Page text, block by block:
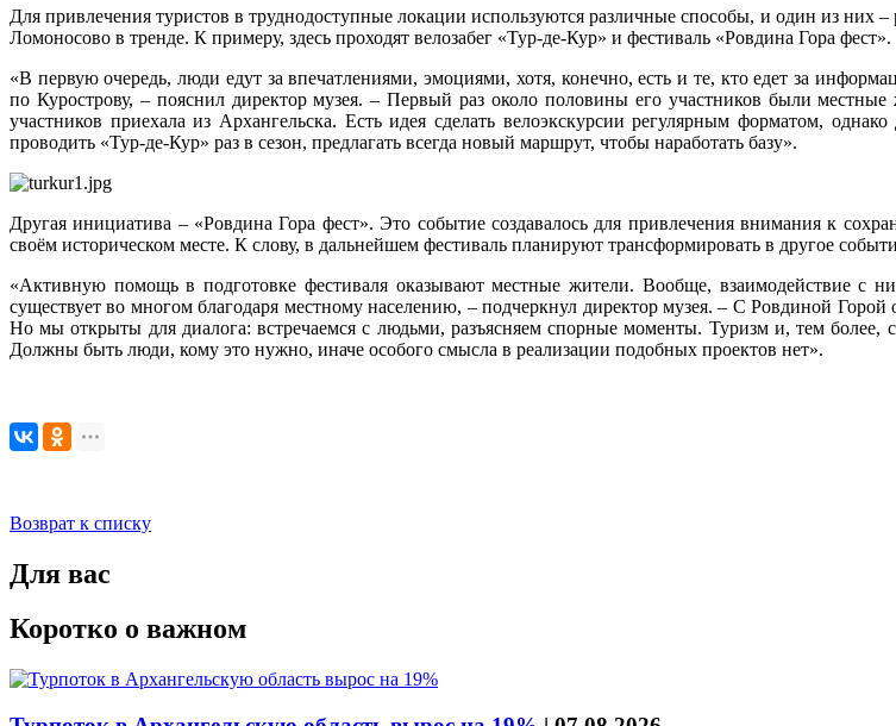
Для привлечения туристов в труднодоступные локации используются различные способы, и один из них
Ломоносово в тренде. К примеру, здесь проходят велозабег «Тур-де-Кур» и фестиваль «Ровдина Гора фест».
«В первую очередь, люди едут за впечатлениями, эмоциями, хотя, конечно, есть и те, кто едет за
по Курострову, – пояснил директор музея. – Первый раз около половины его участников были
участников приехала из Архангельска. Есть идея сделать велоэкскурсии регулярным форматом,
проводить «Тур-де-Кур» раз в сезон, предлагать всегда новый маршрут, чтобы наработать базу».
Другая инициатива – «Ровдина Гора фест». Это событие создавалось для привлечения внимания к
своём историческом месте. К слову, в дальнейшем фестиваль планируют трансформировать в другое
«Активную помощь в подготовке фестиваля оказывают местные жители. Вообще, взаимодействие с
существует во многом благодаря местному населению, – подчеркнул директор музея. – С Ровдиной
Но мы открыты для диалога: встречаемся с людьми, разъясняем спорные моменты. Туризм и, тем более,
Должны быть люди, кому это нужно, иначе особого смысла в реализации подобных проектов нет».
Возврат к списку
Для вас
Коротко о важном